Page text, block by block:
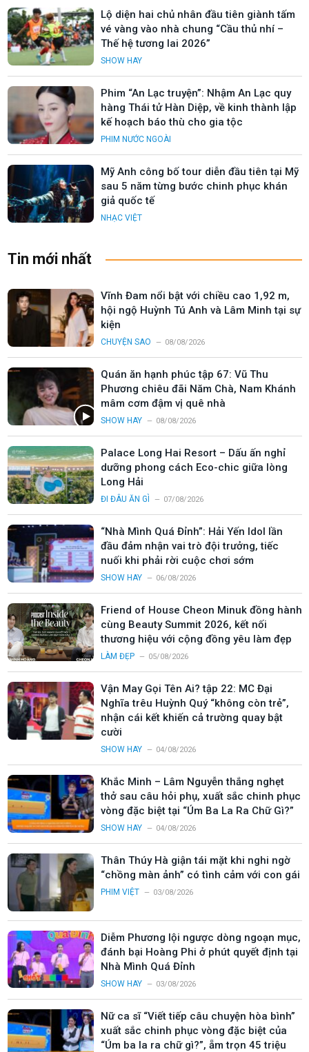
Lộ diện hai chủ nhân đầu tiên giành tấm
vé vàng vào nhà chung “Cầu thủ nhí –
Thế hệ tương lai 2026”
SHOW HAY
Phim “An Lạc truyện”: Nhậm An Lạc quy
hàng Thái tử Hàn Diệp, về kinh thành lập
kế hoạch báo thù cho gia tộc
PHIM NƯỚC NGOÀI
Mỹ Anh công bố tour diễn đầu tiên tại Mỹ
sau 5 năm từng bước chinh phục khán
giả quốc tế
NHẠC VIỆT
Tin mới nhất
Vĩnh Đam nổi bật với chiều cao 1,92 m,
hội ngộ Huỳnh Tú Anh và Lâm Minh tại sự
kiện
CHUYỆN SAO 08/08/2026
Quán ăn hạnh phúc tập 67: Vũ Thu
Phương chiêu đãi Năm Chà, Nam Khánh
mâm cơm đậm vị quê nhà
SHOW HAY 08/08/2026
Palace Long Hai Resort – Dấu ấn nghỉ
dưỡng phong cách Eco-chic giữa lòng
Long Hải
ĐI ĐÂU ĂN GÌ 07/08/2026
“Nhà Mình Quá Đỉnh”: Hải Yến Idol lần
đầu đảm nhận vai trò đội trưởng, tiếc
nuối khi phải rời cuộc chơi sớm
SHOW HAY 06/08/2026
Friend of House Cheon Minuk đồng hành
cùng Beauty Summit 2026, kết nối
thương hiệu với cộng đồng yêu làm đẹp
LÀM ĐẸP 05/08/2026
Vận May Gọi Tên Ai? tập 22: MC Đại
Nghĩa trêu Huỳnh Quý “không còn trẻ”,
nhận cái kết khiến cả trường quay bật
cười
SHOW HAY 04/08/2026
Khắc Minh – Lâm Nguyễn thắng nghẹt
thở sau câu hỏi phụ, xuất sắc chinh phục
vòng đặc biệt tại “Úm Ba La Ra Chữ Gì?”
SHOW HAY 04/08/2026
Thân Thúy Hà giận tái mặt khi nghi ngờ
“chồng màn ảnh” có tình cảm với con gái
PHIM VIỆT 03/08/2026
Diễm Phương lội ngược dòng ngoạn mục,
đánh bại Hoàng Phi ở phút quyết định tại
Nhà Mình Quá Đỉnh
SHOW HAY 03/08/2026
Nữ ca sĩ “Viết tiếp câu chuyện hòa bình”
xuất sắc chinh phục vòng đặc biệt của
“Úm ba la ra chữ gì?”, ẵm trọn 45 triệu